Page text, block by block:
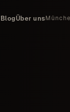
BlogÜber uns